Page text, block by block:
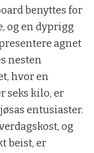
benyttes for
og en dyprigg
agnet
nesten
hvor en
seks kilo, er
entusiaster.
og
beist, er